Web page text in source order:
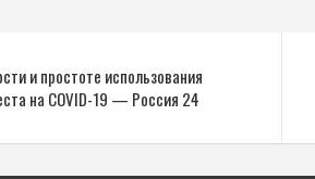
и простоте использования
на COVID-19 — Россия 24